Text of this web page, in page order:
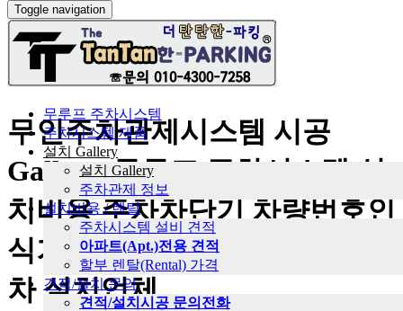
Toggle navigation
무루프 주차시스템
주차시스템 제품
설치 Gallery
설치 Gallery
주차관제 정보
설치비용 / 렌탈
주차시스템 설비 견적
아파트(Apt.)전용 견적
할부 렌탈(Rental) 가격
견적/설치 문의
견적/설치시공 문의전화
무인주차관제시스템 시공
Gallery. 무루프 주차시스템 설
치비용 주차차단기 차량번호인
식기 무인요금정산 앱자동입출
차 설치업체